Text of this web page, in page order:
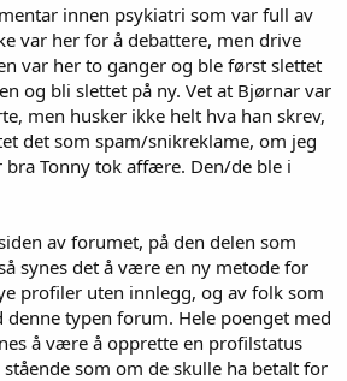
innen psykiatri som var full av
var her for å debattere, men drive
var her to ganger og ble først slettet
og bli slettet på ny. Vet at Bjørnar var
men husker ikke helt hva han skrev,
det som spam/snikreklame, om jeg
bra Tonny tok affære. Den/de ble i
av forumet, på den delen som
synes det å være en ny metode for
profiler uten innlegg, og av folk som
typen forum. Hele poenget med
å være å opprette en profilstatus
som om de skulle ha betalt for